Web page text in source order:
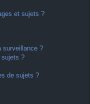
et sujets ?
surveillance ?
sujets ?
de sujets ?